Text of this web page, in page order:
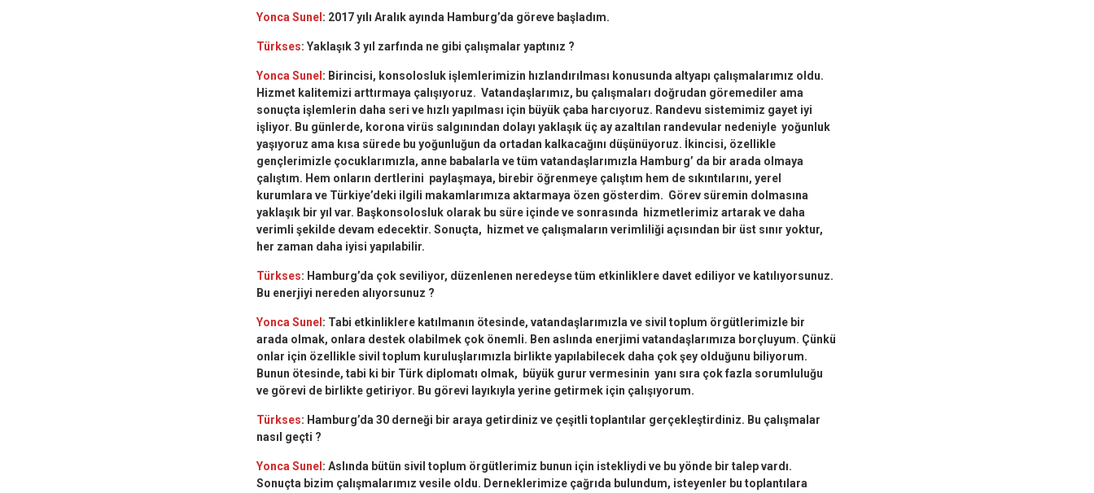
Yonca Sunel : 2017 yılı Aralık ayında Hamburg’da göreve başladım.
Türkses: Yaklaşık 3 yıl zarfında ne gibi çalışmalar yaptınız ?
Yonca Sunel : Birincisi, konsolosluk işlemlerimizin hızlandırılması konusunda altyapı çalışmalarımız oldu.
Hizmet kalitemizi arttırmaya çalışıyoruz. Vatandaşlarımız, bu çalışmaları doğrudan göremediler ama
sonuçta işlemlerin daha seri ve hızlı yapılması için büyük çaba harcıyoruz. Randevu sistemimiz gayet iyi
işliyor. Bu günlerde, korona virüs salgınından dolayı yaklaşık üç ay azaltılan randevular nedeniyle yoğunluk
yaşıyoruz ama kısa sürede bu yoğunluğun da ortadan kalkacağını düşünüyoruz. İkincisi, özellikle
gençlerimizle çocuklarımızla, anne babalarla ve tüm vatandaşlarımızla Hamburg’ da bir arada olmaya
çalıştım. Hem onların dertlerini paylaşmaya, birebir öğrenmeye çalıştım hem de sıkıntılarını, yerel
kurumlara ve Türkiye’deki ilgili makamlarımıza aktarmaya özen gösterdim. Görev süremin dolmasına
yaklaşık bir yıl var. Başkonsolosluk olarak bu süre içinde ve sonrasında hizmetlerimiz artarak ve daha
verimli şekilde devam edecektir. Sonuçta, hizmet ve çalışmaların verimliliği açısından bir üst sınır yoktur,
her zaman daha iyisi yapılabilir.
Türkses: Hamburg’da çok seviliyor, düzenlenen neredeyse tüm etkinliklere davet ediliyor ve katılıyorsunuz.
Bu enerjiyi nereden alıyorsunuz ?
Yonca Sunel : Tabi etkinliklere katılmanın ötesinde, vatandaşlarımızla ve sivil toplum örgütlerimizle bir
arada olmak, onlara destek olabilmek çok önemli. Ben aslında enerjimi vatandaşlarımıza borçluyum. Çünkü
onlar için özellikle sivil toplum kuruluşlarımızla birlikte yapılabilecek daha çok şey olduğunu biliyorum.
Bunun ötesinde, tabi ki bir Türk diplomatı olmak, büyük gurur vermesinin yanı sıra çok fazla sorumluluğu
ve görevi de birlikte getiriyor. Bu görevi layıkıyla yerine getirmek için çalışıyorum.
Türkses: Hamburg’da 30 derneği bir araya getirdiniz ve çeşitli toplantılar gerçekleştirdiniz. Bu çalışmalar
nasıl geçti ?
Yonca Sunel : Aslında bütün sivil toplum örgütlerimiz bunun için istekliydi ve bu yönde bir talep vardı.
Sonuçta bizim çalışmalarımız vesile oldu. Derneklerimize çağrıda bulundum, isteyenler bu toplantılara